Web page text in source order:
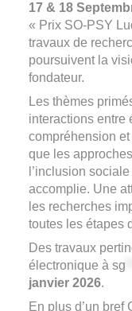
17 & 18
« Prix SO-PSY
travaux de
poursuivent la
fondateur.
Les thèmes
interactions entre
compréhension
que les
l’inclusion
accomplie. Une
les recherches
toutes les étapes
Des travaux
électronique à sg
janvier 2026.
En plus d’un bref